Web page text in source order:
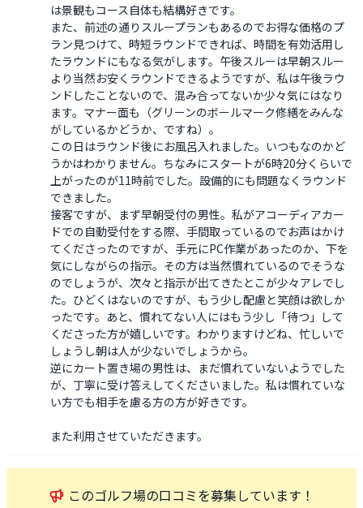
は景観もコース自体も結構好きです。
また、前述の通りスループランもあるのでお得な価格のプ
ラン見つけて、時短ラウンドできれば、時間を有効活用し
たラウンドにもなる気がします。午後スルーは早朝スルー
より当然お安くラウンドできるようですが、私は午後ラウ
ンドしたことないので、混み合ってないか少々気にはなり
ます。マナー面も（グリーンのボールマーク修繕をみんな
がしているかどうか、ですね）。
この日はラウンド後にお風呂入れました。いつもなのかど
うかはわかりません。ちなみにスタートが6時20分くらいで
上がったのが11時前でした。設備的にも問題なくラウンド
できました。
接客ですが、まず早朝受付の男性。私がアコーディアカー
ドでの自動受付をする際、手間取っているのでお声はかけ
てくださったのですが、手元にPC作業があったのか、下を
気にしながらの指示。その方は当然慣れているのでそうな
のでしょうが、次々と指示が出てきたとこが少々アレでし
た。ひどくはないのですが、もう少し配慮と笑顔は欲しか
ったです。あと、慣れてない人にはもう少し「待つ」して
くださった方が嬉しいです。わかりますけどね、忙しいで
しょうし朝は人が少ないでしょうから。
逆にカート置き場の男性は、まだ慣れていないようでした
が、丁寧に受け答えしてくださいました。私は慣れていな
い方でも相手を慮る方の方が好きです。
また利用させていただきます。
このゴルフ場の口コミを募集しています！